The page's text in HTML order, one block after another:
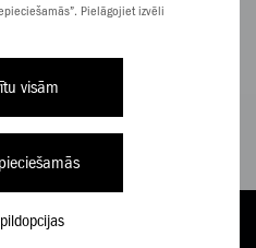
Pielāgojiet izvēli
visām
HP